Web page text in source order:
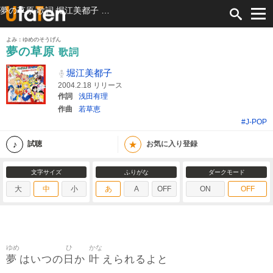
よみ：ゆめのそうげん
夢の草原 歌詞
堀江美都子
2004.2.18 リリース
作詞
浅田有理
作曲
若草恵
#J-POP
試聴 ★ お気に入り登録
文字サイズ
大 中 小
ふりがな
あ A OFF
ダークモード
ON OFF
夢
ゆめ
はいつの 日
ひ
か 叶
かな
えられるよと